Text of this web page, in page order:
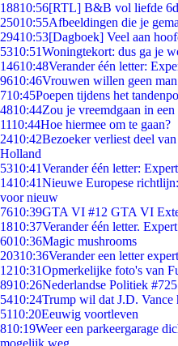
18810:56[RTL] B&B vol liefde
25010:55Afbeeldingen die je
29410:53[Dagboek] Veel aan
5310:51Woningtekort: dus ga je
14610:48Verander één letter:
9610:46Vrouwen willen geen
710:45Poepen tijdens het
4810:44Zou je vreemdgaan in
1110:44Hoe hiermee om te gaan?
2410:42Bezoeker verliest deel
Holland
5310:41Verander één letter:
1410:41Nieuwe Europese
voor nieuw
7610:39GTA VI #12 GTA VI
1810:37Verander één letter.
6010:36Magic mushrooms
20310:36Verander een letter
1210:31Opmerkelijke foto's van
8910:26Nederlandse Politiek #725
5410:24Trump wil dat J.D. Vance
5110:20Eeuwig voortleven
810:19Weer een parkeergarage
mogelijk weg